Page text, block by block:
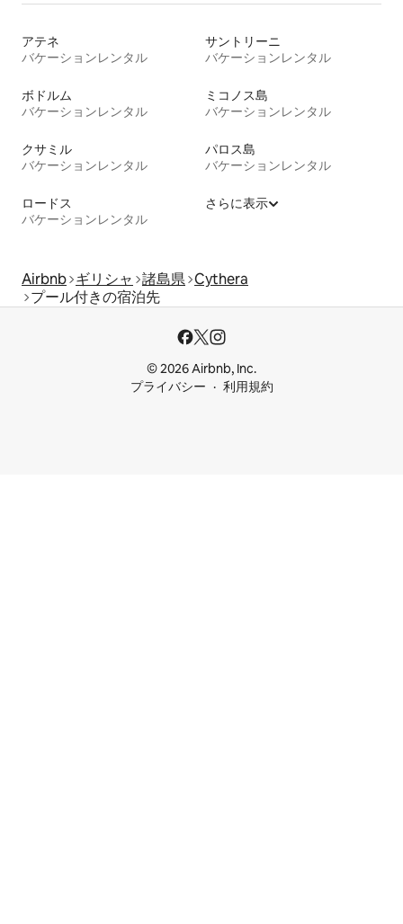
アテネ
バケーションレンタル
サントリーニ
バケーションレンタル
ボドルム
バケーションレンタル
ミコノス島
バケーションレンタル
クサミル
バケーションレンタル
パロス島
バケーションレンタル
ロードス
バケーションレンタル
さらに表示
Airbnb ギリシャ 諸島県 Cythera
プール付きの宿泊先
© 2026 Airbnb, Inc.
プライバシー
利用規約